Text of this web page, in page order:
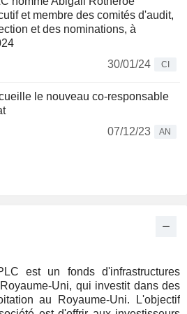
et membre des comités d'audit,
et des nominations, à
30/01/24
CI
le nouveau co-responsable
07/12/23
AN
est un fonds d'infrastructures
Uni, qui investit dans des
au Royaume-Uni. L'objectif